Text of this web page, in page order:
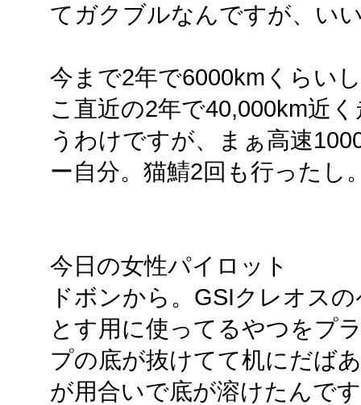
てガクブルなんですが、い
今まで2年で6000kmくらい
こ直近の2年で40,000km近
うわけですが、まぁ高速
ー自分。猫鯖2回も行ったし
今日の女性パイロット
ドボンから。GSIクレオス
とす用に使ってるやつをプ
プの底が抜けてて机にだば
が用合いで底が溶けたんで